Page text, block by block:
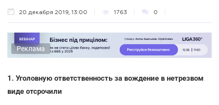
20 декабря 2019, 13:00 1763 0
Реклама
1. Уголовную ответственность за вождение в нетрезвом
виде отсрочили